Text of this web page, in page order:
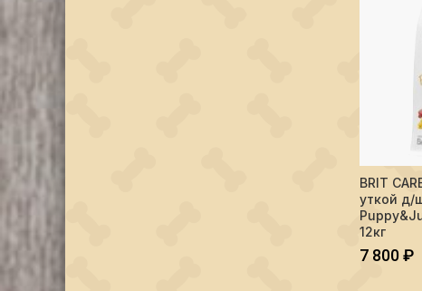
BRIT
уткой д/
12кг
7 800₽